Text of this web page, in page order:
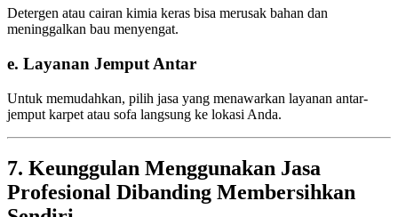
Detergen atau cairan kimia keras bisa merusak bahan dan
meninggalkan bau menyengat.
e. Layanan Jemput Antar
Untuk memudahkan, pilih jasa yang menawarkan layanan antar-
jemput karpet atau sofa langsung ke lokasi Anda.
7. Keunggulan Menggunakan Jasa
Profesional Dibanding Membersihkan